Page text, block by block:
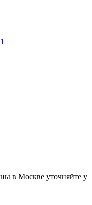
в Москве уточняйте у